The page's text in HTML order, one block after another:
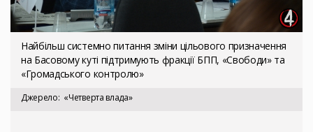
Найбільш системно питання зміни цільового призначення
на Басовому куті підтримують фракції БПП, «Свободи» та
«Громадського контролю»
Джерело «Четверта влада»